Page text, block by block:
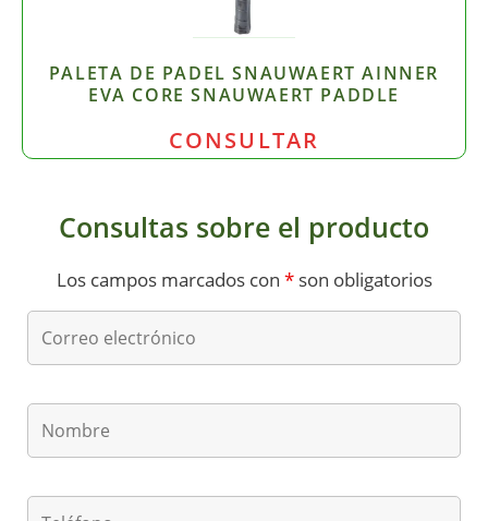
PALETA DE PADEL SNAUWAERT AINNER
EVA CORE SNAUWAERT PADDLE
CONSULTAR
Consultas sobre el producto
Los campos marcados con *son obligatorios